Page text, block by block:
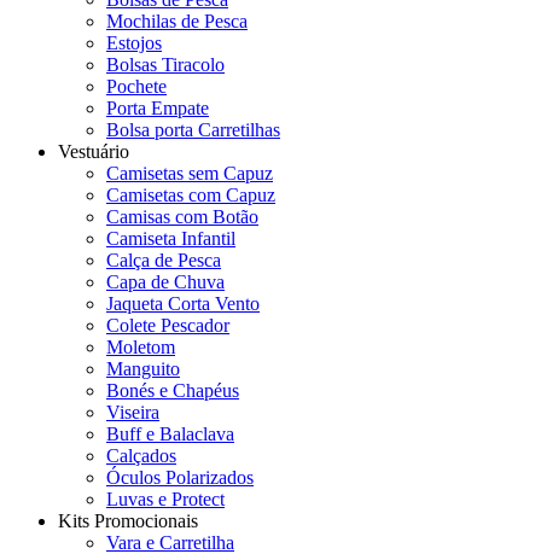
Mochilas de Pesca
Estojos
Bolsas Tiracolo
Pochete
Porta Empate
Bolsa porta Carretilhas
Vestuário
Camisetas sem Capuz
Camisetas com Capuz
Camisas com Botão
Camiseta Infantil
Calça de Pesca
Capa de Chuva
Jaqueta Corta Vento
Colete Pescador
Moletom
Manguito
Bonés e Chapéus
Viseira
Buff e Balaclava
Calçados
Óculos Polarizados
Luvas e Protect
Kits Promocionais
Vara e Carretilha